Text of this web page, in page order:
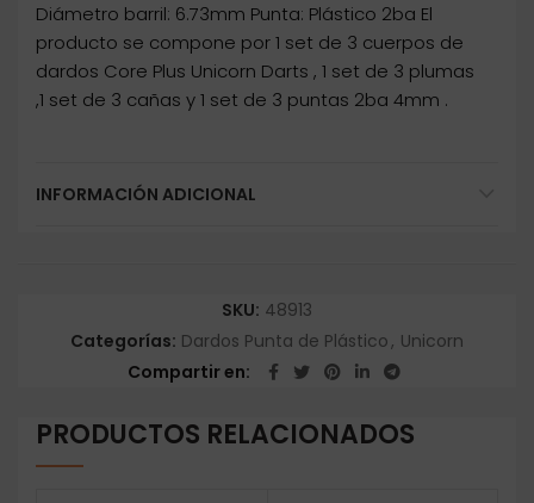
Diámetro barril: 6.73mm Punta: Plástico 2ba El
producto se compone por 1 set de 3 cuerpos de
dardos Core Plus Unicorn Darts , 1 set de 3 plumas
,1 set de 3 cañas y 1 set de 3 puntas 2ba 4mm .
INFORMACIÓN ADICIONAL
SKU: 48913
Categorías: Dardos Punta de Plástico, Unicorn
Compartir en
PRODUCTOS RELACIONADOS